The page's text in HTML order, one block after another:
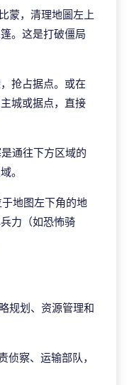
蒙，清理地圖左上
。这是打破僵局
抢占据点。或在
城或据点，直接
通往下方区域的
。
地图左下角的地
力（如恐怖骑
规划、资源管理和
侦察、运输部队，